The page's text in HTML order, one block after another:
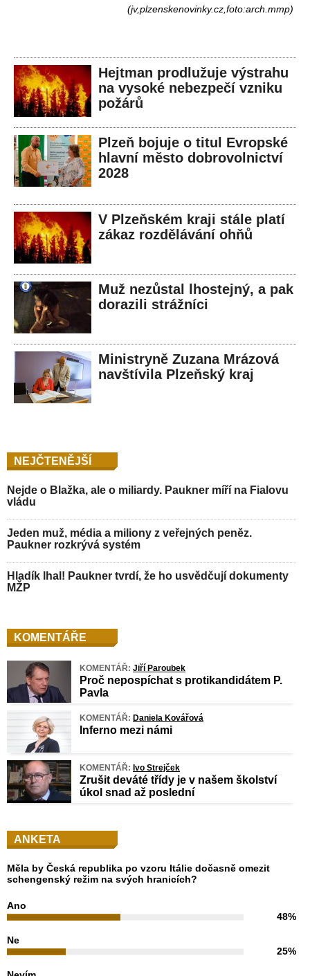
(jv,plzenskenovinky.cz,foto:arch.mmp)
Hejtman prodlužuje výstrahu
na vysoké nebezpečí vzniku
požárů
Plzeň bojuje o titul Evropské
hlavní město dobrovolnictví
2028
V Plzeňském kraji stále platí
zákaz rozdělávání ohňů
Muž nezůstal lhostejný, a pak
dorazili strážníci
Ministryně Zuzana Mrázová
navštívila Plzeňský kraj
NEJČTENĚJŠÍ
Nejde o Blažka, ale o miliardy. Paukner míří na Fialovu
vládu
Jeden muž, média a miliony z veřejných peněz.
Paukner rozkrývá systém
Hladík lhal! Paukner tvrdí, že ho usvědčují dokumenty
MŽP
KOMENTÁŘE
KOMENTÁŘ: Jiří Paroubek
Proč nepospíchat s protikandidátem P.
Pavla
KOMENTÁŘ: Daniela Kovářová
Inferno mezi námi
KOMENTÁŘ: Ivo Strejček
Zrušit deváté třídy je v našem školství
úkol snad až poslední
ANKETA
Měla by Česká republika po vzoru Itálie dočasně omezit
schengenský režim na svých hranicích?
Ano
48%
Ne
25%